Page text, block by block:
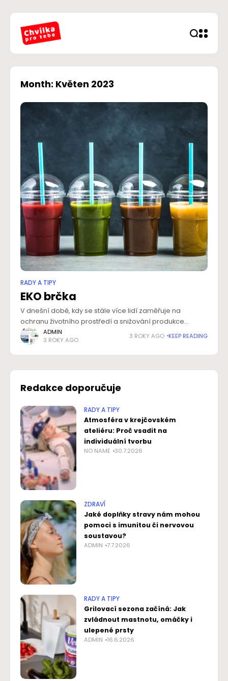
Month: Květen 2023
RADY A TIPY
EKO brčka
V dnešní době, kdy se stále více lidí zaměřuje na
ochranu životního prostředí a snižování produkce
plastového odpadu, se objevuje celá řada inovativních
a ekologických produktů. Jedním z těchto produktů
ADMIN
3 ROKY AGO
3 ROKY AGO KEEP READING
Redakce doporučuje
RADY A TIPY
Atmosféra v krejčovském
ateliéru: Proč vsadit na
individuální tvorbu
NO NAME 30.7.2026
ZDRAVÍ
Jaké doplňky stravy nám mohou
pomoci s imunitou či nervovou
soustavou?
ADMIN 7.7.2026
RADY A TIPY
Grilovací sezona začíná: Jak
zvládnout mastnotu, omáčky i
ulepené prsty
ADMIN 16.6.2026